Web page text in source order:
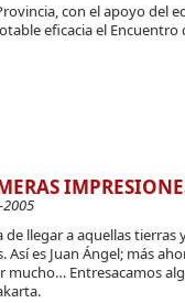
con el apoyo del
eficacia el Encuentro
2005
de llegar a aquellas
Así es Juan Ángel; más
mucho… Entresacamos